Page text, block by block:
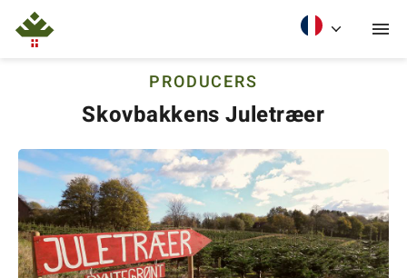
PRODUCERS
Skovbakkens Juletræer